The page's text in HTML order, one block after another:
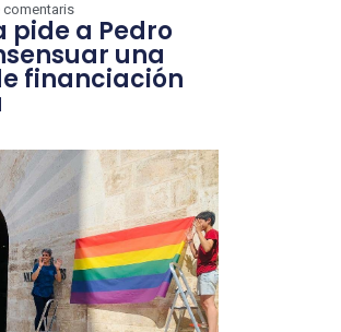
comentaris
pide a Pedro
una
financiación